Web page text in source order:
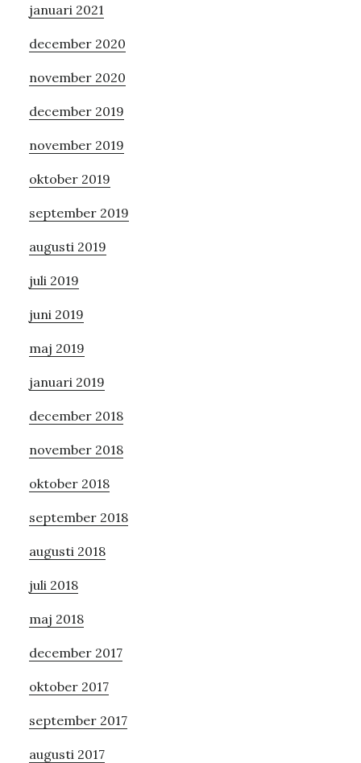
januari 2021
december 2020
november 2020
december 2019
november 2019
oktober 2019
september 2019
augusti 2019
juli 2019
juni 2019
maj 2019
januari 2019
december 2018
november 2018
oktober 2018
september 2018
augusti 2018
juli 2018
maj 2018
december 2017
oktober 2017
september 2017
augusti 2017